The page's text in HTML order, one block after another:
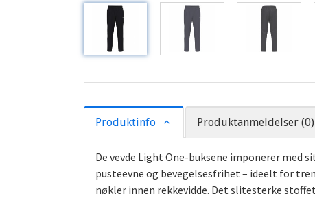
Produktinfo Produktanmeldelser (0)
De vevde Light One-buksene imponerer
pusteevne og bevegelsesfrihet – ideelt for
nøkler innen rekkevidde. Det slitesterke